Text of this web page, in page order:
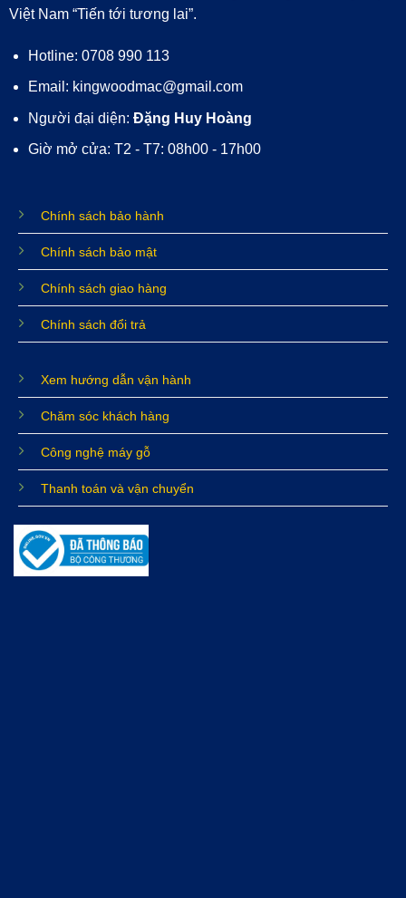
Việt Nam “Tiến tới tương lai”.
Hotline: 0708 990 113
Email: kingwoodmac@gmail.com
Người đại diện: Đặng Huy Hoàng
Giờ mở cửa: T2 - T7: 08h00 - 17h00
Chính sách bảo hành
Chính sách bảo mật
Chính sách giao hàng
Chính sách đổi trả
Xem hướng dẫn vận hành
Chăm sóc khách hàng
Công nghệ máy gỗ
Thanh toán và vận chuyển